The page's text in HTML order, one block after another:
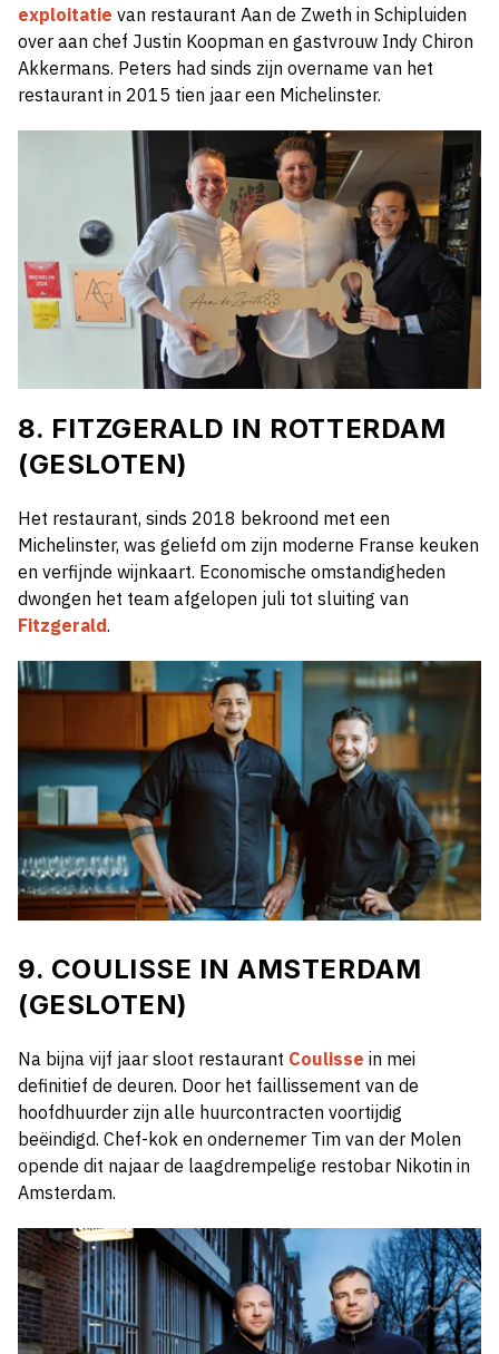
exploitatie van restaurant Aan de Zweth in Schipluiden
over aan chef Justin Koopman en gastvrouw Indy Chiron
Akkermans. Peters had sinds zijn overname van het
restaurant in 2015 tien jaar een Michelinster.
8. FITZGERALD IN ROTTERDAM
(GESLOTEN)
Het restaurant, sinds 2018 bekroond met een
Michelinster, was geliefd om zijn moderne Franse keuken
en verfijnde wijnkaart. Economische omstandigheden
dwongen het team afgelopen juli tot sluiting van
Fitzgerald.
9. COULISSE IN AMSTERDAM
(GESLOTEN)
Na bijna vijf jaar sloot restaurant Coulisse in mei
definitief de deuren. Door het faillissement van de
hoofdhuurder zijn alle huurcontracten voortijdig
beëindigd. Chef-kok en ondernemer Tim van der Molen
opende dit najaar de laagdrempelige restobar Nikotin in
Amsterdam.